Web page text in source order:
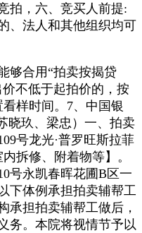
拍，六、竞买人前提:
、法人和其他组织均可
合用“拍卖按揭贷
不低于起拍价的，按
样时间。7、中国银
晓玖、梁忠）一、拍卖
号龙光·普罗旺斯拉菲
拆修、附着物等】。
号永凯春晖花圃B区一
下体例承担拍卖辅帮工
承担拍卖辅帮工做后，
务。本院将视情节予以